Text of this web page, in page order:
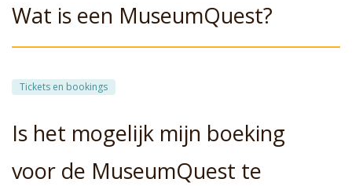
Wat is een MuseumQuest?
Tickets en bookings
Is het mogelijk mijn boeking
voor de MuseumQuest te